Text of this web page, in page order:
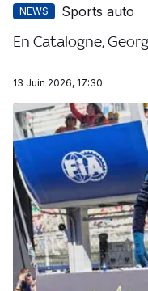
NEWS Sports auto
En Catalogne,
13 Juin 2026, 17:30